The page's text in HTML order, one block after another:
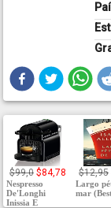
$99,0 $84,78
Nespresso
De'Longhi
Inissia E
$12,95
Largo
mar